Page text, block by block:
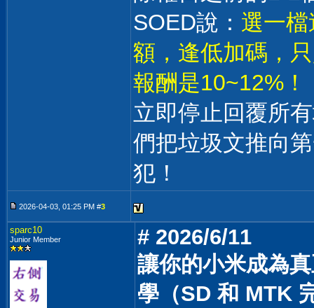
SOED說： 選一
額，逢低加碼，
報酬是10~12%！
立即停止回覆所
們把垃圾文推向
犯！
2026-04-03, 01:25 PM #3
sparc10
Junior Member
# 2026/6/11
讓你的小米成為
學（SD 和 MTK